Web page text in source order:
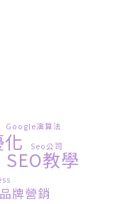
Google演算法
Seo公司
SEO教學
品牌營銷